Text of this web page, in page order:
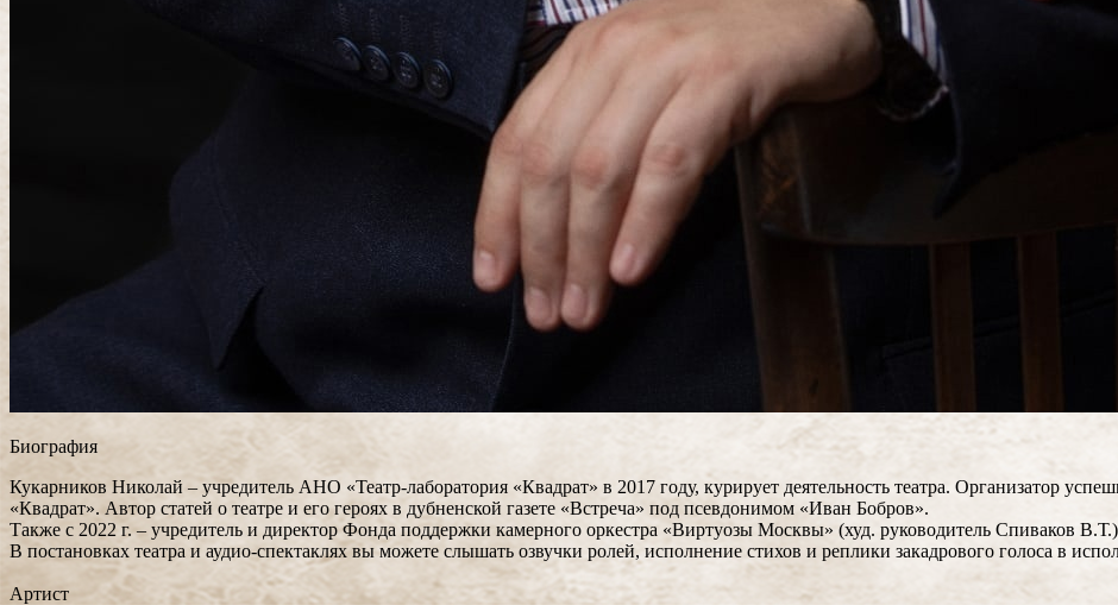
Биография
Кукарников Николай – учредитель АНО «Театр-лаборатория «Квадрат» в 2017 году, курирует деятельность театра. Организатор
«Квадрат». Автор статей о театре и его героях в дубненской газете «Встреча» под псевдонимом «Иван Бобров».
Также с 2022 г. – учредитель и директор Фонда поддержки камерного оркестра «Виртуозы Москвы» (худ. руководитель Спиваков
В постановках театра и аудио-спектаклях вы можете слышать озвучки ролей, исполнение стихов и реплики закадрового голоса в
Артист